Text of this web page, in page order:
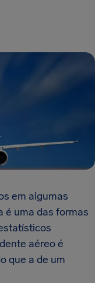
em algumas
é uma das formas
aéreo é
que a de um